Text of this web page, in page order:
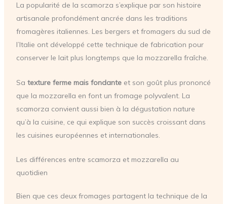
La popularité de la scamorza s’explique par son histoire
artisanale profondément ancrée dans les traditions
fromagères italiennes. Les bergers et fromagers du sud de
l’Italie ont développé cette technique de fabrication pour
conserver le lait plus longtemps que la mozzarella fraîche.
Sa texture ferme mais fondanteet son goût plus prononcé
que la mozzarella en font un fromage polyvalent. La
scamorza convient aussi bien à la dégustation nature
qu’à la cuisine, ce qui explique son succès croissant dans
les cuisines européennes et internationales.
Les différences entre scamorza et mozzarella au
quotidien
Bien que ces deux fromages partagent la technique de la